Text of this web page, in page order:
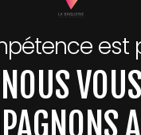
est
NOUS VOUS